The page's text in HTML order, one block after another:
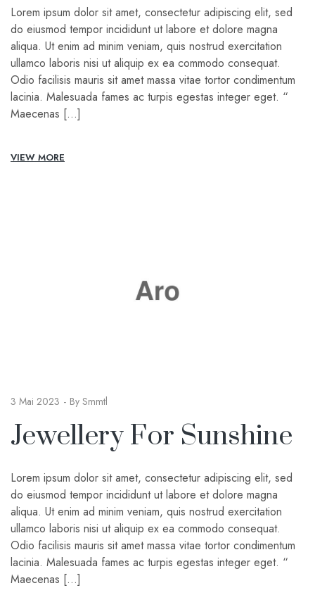
Lorem ipsum dolor sit amet, consectetur adipiscing elit, sed
do eiusmod tempor incididunt ut labore et dolore magna
aliqua. Ut enim ad minim veniam, quis nostrud exercitation
ullamco laboris nisi ut aliquip ex ea commodo consequat.
Odio facilisis mauris sit amet massa vitae tortor condimentum
lacinia. Malesuada fames ac turpis egestas integer eget. “
Maecenas […]
VIEW MORE
3 Mai 2023 By Smmtl
Jewellery For Sunshine
Lorem ipsum dolor sit amet, consectetur adipiscing elit, sed
do eiusmod tempor incididunt ut labore et dolore magna
aliqua. Ut enim ad minim veniam, quis nostrud exercitation
ullamco laboris nisi ut aliquip ex ea commodo consequat.
Odio facilisis mauris sit amet massa vitae tortor condimentum
lacinia. Malesuada fames ac turpis egestas integer eget. “
Maecenas […]